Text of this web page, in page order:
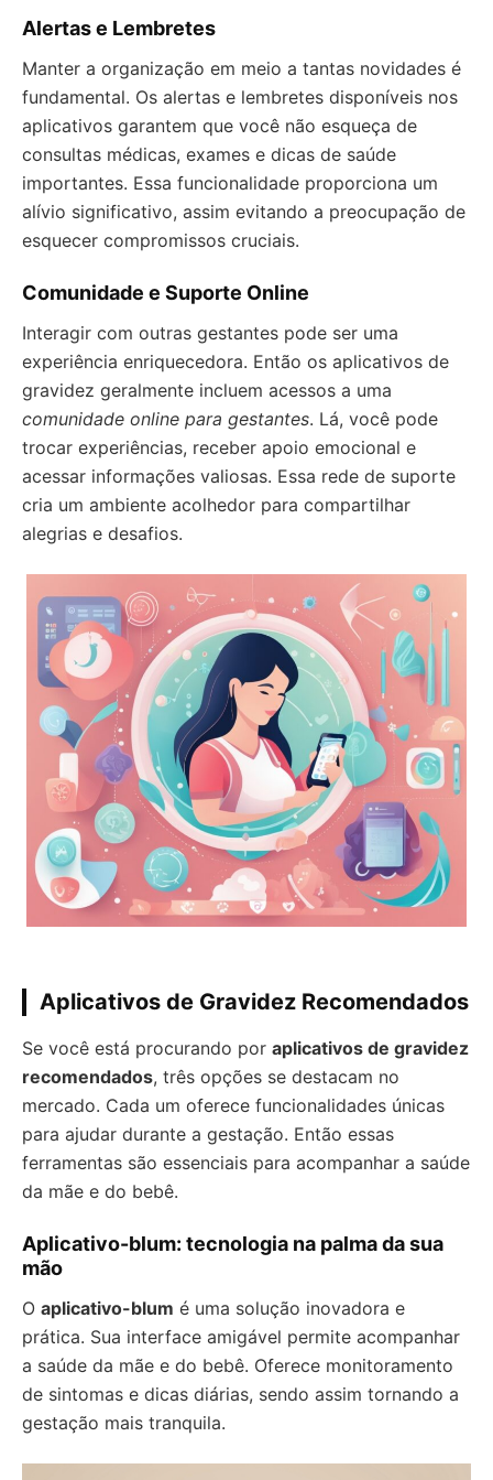
Alertas e Lembretes
Manter a organização em meio a tantas novidades é
fundamental. Os alertas e lembretes disponíveis nos
aplicativos garantem que você não esqueça de
consultas médicas, exames e dicas de saúde
importantes. Essa funcionalidade proporciona um
alívio significativo, assim evitando a preocupação de
esquecer compromissos cruciais.
Comunidade e Suporte Online
Interagir com outras gestantes pode ser uma
experiência enriquecedora. Então os aplicativos de
gravidez geralmente incluem acessos a uma
comunidade online para gestantes. Lá, você pode
trocar experiências, receber apoio emocional e
acessar informações valiosas. Essa rede de suporte
cria um ambiente acolhedor para compartilhar
alegrias e desafios.
Aplicativos de Gravidez Recomendados
Se você está procurando por aplicativos de gravidez
recomendados, três opções se destacam no
mercado. Cada um oferece funcionalidades únicas
para ajudar durante a gestação. Então essas
ferramentas são essenciais para acompanhar a saúde
da mãe e do bebê.
Aplicativo-blum: tecnologia na palma da sua
mão
O aplicativo-blum é uma solução inovadora e
prática. Sua interface amigável permite acompanhar
a saúde da mãe e do bebê. Oferece monitoramento
de sintomas e dicas diárias, sendo assim tornando a
gestação mais tranquila.